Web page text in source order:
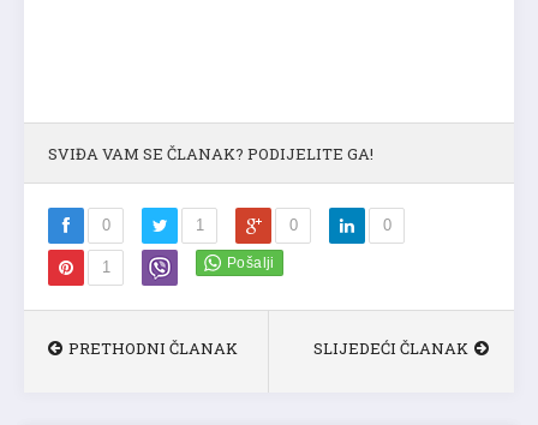
SVIĐA VAM SE ČLANAK? PODIJELITE GA!
0 1 0 0
1
PRETHODNI ČLANAK SLIJEDEĆI ČLANAK